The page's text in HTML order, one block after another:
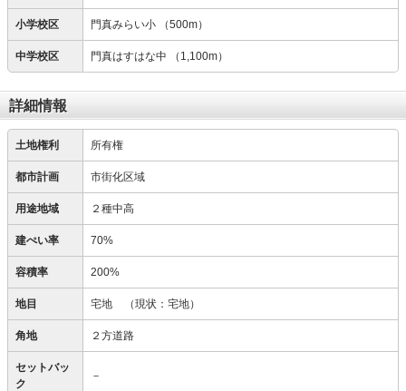
小学校区 門真みらい小 （500m）
中学校区 門真はすはな中 （1,100m）
詳細情報
土地権利 所有権
都市計画 市街化区域
用途地域 ２種中高
建ぺい率 70%
容積率 200%
地目 宅地 （現状：宅地）
角地 ２方道路
セットバッ
ク
－